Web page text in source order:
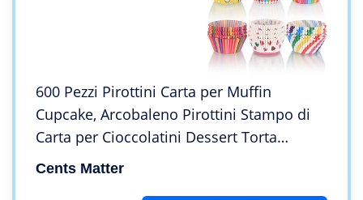
600 Pezzi Pirottini Carta per Muffin
Cupcake, Arcobaleno Pirottini Stampo di
Carta per Cioccolatini Dessert Torta
Matrimoni Compleanni
Cents Matter